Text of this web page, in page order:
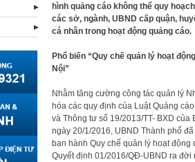
hình quảng cáo không thể quy
các sở, ngành, UBND cấp quận,
cá nhân trong hoạt động quảng cáo.
Phổ biến “Quy chế quản lý hoạt
Nội”
Nhằm tăng cường công tác quản lý
hóa các quy định của Luật Quảng
và Thông tư số 19/2013/TT- BXD
ngày 20/1/2016, UBND Thành phố
ban hành Quy chế quản lý hoạt
Quyết định 01/2016/QĐ-UBND ra